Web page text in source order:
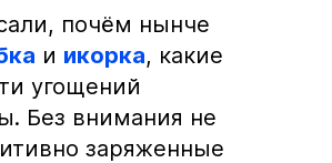
почём нынче
и икорка, какие
угощений
Без внимания не
заряженные